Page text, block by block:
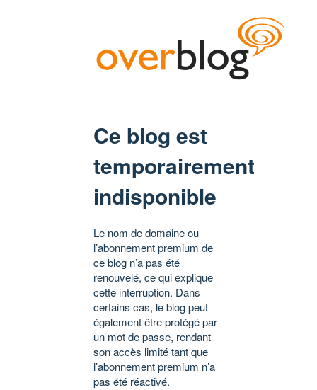
Ce blog est
temporairement
indisponible
Le nom de domaine ou
l’abonnement premium de
ce blog n’a pas été
renouvelé, ce qui explique
cette interruption. Dans
certains cas, le blog peut
également être protégé par
un mot de passe, rendant
son accès limité tant que
l’abonnement premium n’a
pas été réactivé.